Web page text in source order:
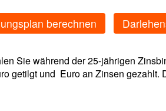
berechnen
Sie während der 25-jährigen
getilgt und Euro an Zinsen